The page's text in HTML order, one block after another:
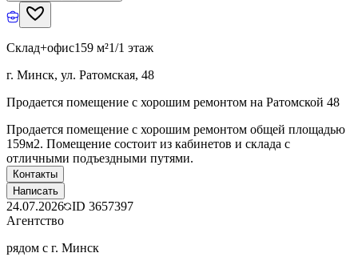
Склад+офис159 м²1/1 этаж
г. Минск, ул. Ратомская, 48
Продается помещение с хорошим ремонтом на Ратомской 48
Продается помещение с хорошим ремонтом общей площадью
159м2. Помещение состоит из кабинетов и склада с
отличными подъездными путями.
Контакты
Написать
24.07.2026 ID 3657397
Агентство
рядом с г. Минск